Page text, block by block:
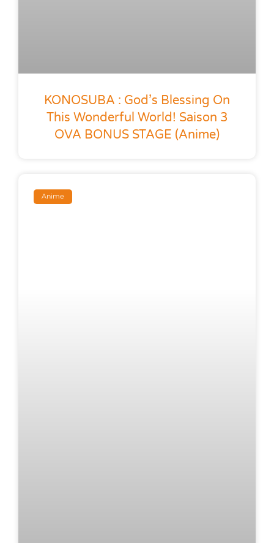
KONOSUBA : God’s Blessing On
This Wonderful World! Saison 3
OVA BONUS STAGE (anime)
Anime